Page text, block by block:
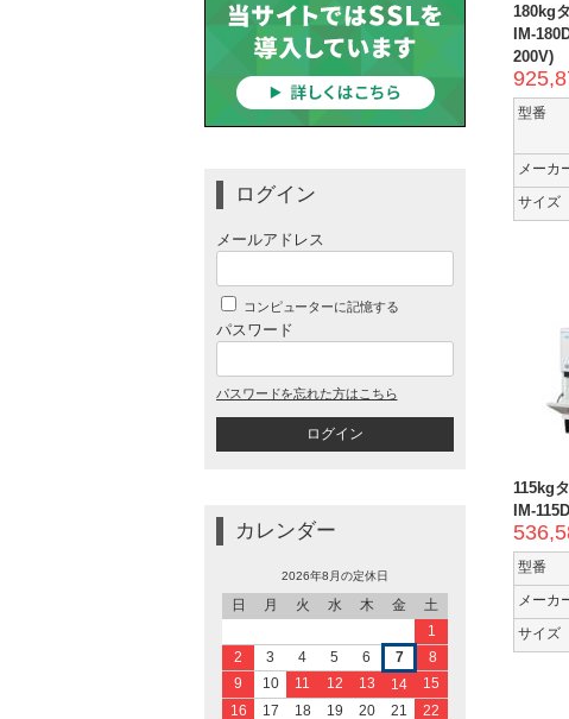
ログイン
メールアドレス
コンピューターに記憶する
パスワード
パスワードを忘れた方はこちら
カレンダー
2026年8月の定休日
日 月 火 水 木 金
土
1
2
3 4 5 6 7
8
9
10 11 12 13 14
15
16
17 18 19 20 21
22
180kg
IM-
200V)
型番
メーカ
サイズ
115kg
IM-
型番
メーカ
サイズ